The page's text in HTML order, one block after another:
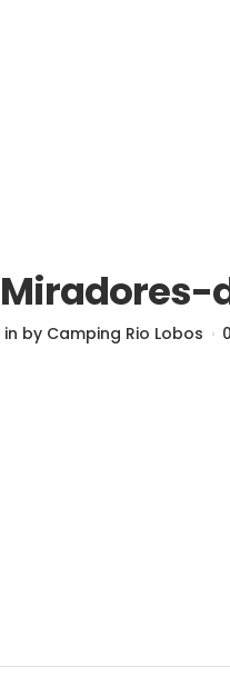
Miradores-
in by Camping Rio Lobos